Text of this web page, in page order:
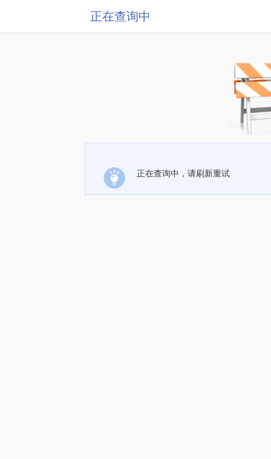
正在查询中
正在查询中，请刷新重试